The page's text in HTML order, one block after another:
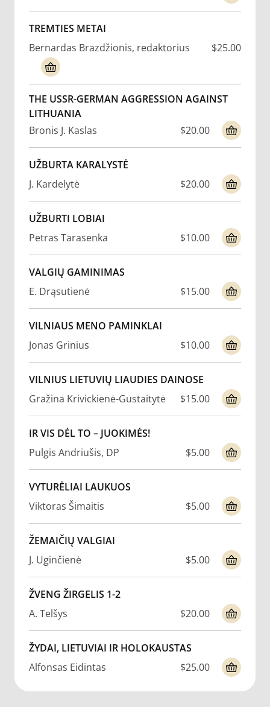
TREMTIES METAI
Bernardas Brazdžionis, redaktorius
$25.00
THE USSR-GERMAN AGGRESSION AGAINST
LITHUANIA
Bronis J. Kaslas
$20.00
UŽBURTA KARALYSTĖ
J. Kardelytė
$20.00
UŽBURTI LOBIAI
Petras Tarasenka
$10.00
VALGIŲ GAMINIMAS
E. Drąsutienė
$15.00
VILNIAUS MENO PAMINKLAI
Jonas Grinius
$10.00
VILNIUS LIETUVIŲ LIAUDIES DAINOSE
Gražina Krivickienė-Gustaitytė
$15.00
IR VIS DĖL TO – JUOKIMĖS!
Pulgis Andriušis, DP
$5.00
VYTURĖLIAI LAUKUOS
Viktoras Šimaitis
$5.00
ŽEMAIČIŲ VALGIAI
J. Uginčienė
$5.00
ŽVENG ŽIRGELIS 1-2
A. Telšys
$20.00
ŽYDAI, LIETUVIAI IR HOLOKAUSTAS
Alfonsas Eidintas
$25.00